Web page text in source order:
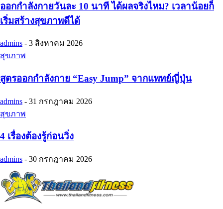
ออกกำลังกายวันละ 10 นาที ได้ผลจริงไหม? เวลาน้อยก็
เริ่มสร้างสุขภาพดีได้
admins - 3 สิงหาคม 2026
สุขภาพ
สูตรออกกำลังกาย “Easy Jump” จากแพทย์ญี่ปุ่น
admins - 31 กรกฎาคม 2026
สุขภาพ
4 เรื่องต้องรู้ก่อนวิ่ง
admins - 30 กรกฎาคม 2026